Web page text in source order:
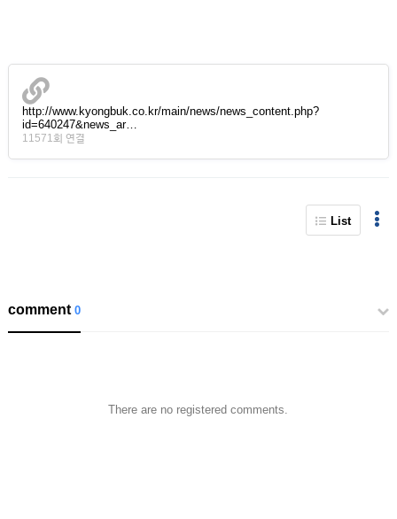
http://www.kyongbuk.co.kr/main/news/news_content.php?
id=640247&news_ar…
11571회 연결
List
comment0
There are no registered comments.